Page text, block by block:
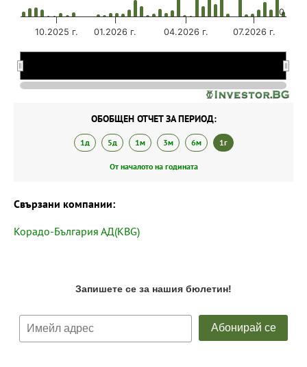
10.2025 г. 01.2026 г. 04.2026 г. 07.2026 г.
0
ОБОБЩЕН ОТЧЕТ ЗА ПЕРИОД:
1д 5д 1м 3м 6м 1г
От началото на годината
Свързани компании:
Корадо-България АД(KBG)